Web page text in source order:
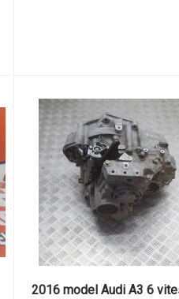
2016 model Audi A3 6